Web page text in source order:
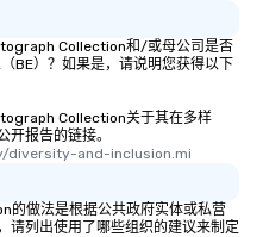
Collection和/或母公司是否
BE）？如果是，请说明您获得以下
Collection关于其在多样
开报告的链接。
and-inclusion.mi
做法是根据公共政府实体或私营
请列出使用了哪些组织的建议来制定